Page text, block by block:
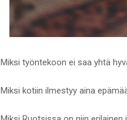
Miksi työntekoon ei saa yhtä
Miksi kotiin ilmestyy aina